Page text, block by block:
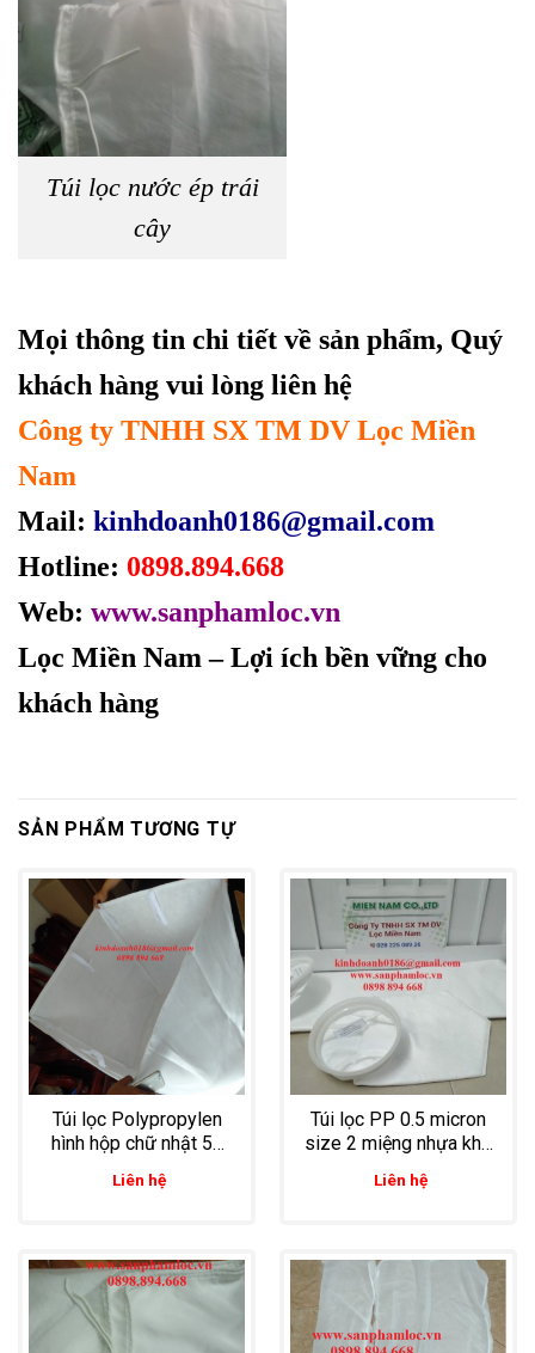
Túi lọc nước ép trái
cây
Mọi thông tin chi tiết về sản phẩm, Quý
khách hàng vui lòng liên hệ
Công ty TNHH SX TM DV Lọc Miền
Nam
Mail: kinhdoanh0186@gmail.com
Hotline: 0898.894.668
Web: www.sanphamloc.vn
Lọc Miền Nam – Lợi ích bền vững cho
khách hàng
SẢN PHẨM TƯƠNG TỰ
Túi lọc Polypropylen
hình hộp chữ nhật 50
micron có dây cột thiết
kế theo yêu cầu
Liên hệ
Túi lọc PP 0.5 micron
size 2 miệng nhựa khả
năng tương thích hóa
học rộng an toàn trong
Liên hệ